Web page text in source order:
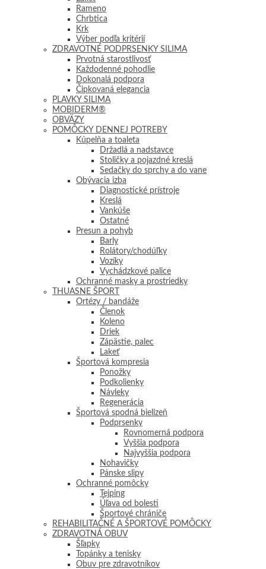
Rameno
Chrbtica
Krk
Výber podľa kritérií
ZDRAVOTNÉ PODPRSENKY SILIMA
Prvotná starostlivosť
Každodenné pohodlie
Dokonalá podpora
Čipkovaná elegancia
PLAVKY SILIMA
MOBIDERM®
OBVÄZY
POMÔCKY DENNEJ POTREBY
Kúpelňa a toaleta
Držadlá a nadstavce
Stoličky a pojazdné kreslá
Sedačky do sprchy a do vane
Obývacia izba
Diagnostické prístroje
Kreslá
Vankúše
Ostatné
Presun a pohyb
Barly
Rolátory/chodúľky
Vozíky
Vychádzkové palice
Ochranné masky a prostriedky
THUASNE ŠPORT
Ortézy / bandáže
Členok
Koleno
Driek
Zápästie, palec
Lakeť
Športová kompresia
Ponožky
Podkolienky
Návleky
Regenerácia
Športová spodná bielizeň
Podprsenky
Rovnomerná podpora
Vyššia podpora
Najvyššia podpora
Nohavičky
Pánske slipy
Ochranné pomôcky
Tejping
Úľava od bolesti
Športové chrániče
REHABILITAČNÉ A ŠPORTOVÉ POMÔCKY
ZDRAVOTNÁ OBUV
Šľapky
Topánky a tenisky
Obuv pre zdravotníkov